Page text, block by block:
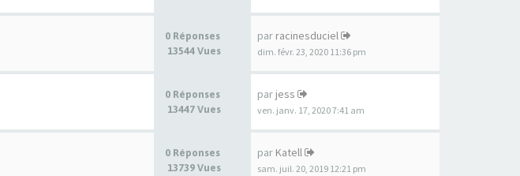
0 Réponses
13544 Vues
par racinesduciel
dim. févr. 23, 2020 11:36 pm
0 Réponses
13447 Vues
par jess
ven. janv. 17, 2020 7:41 am
0 Réponses
13739 Vues
par Katell
sam. juil. 20, 2019 12:21 pm